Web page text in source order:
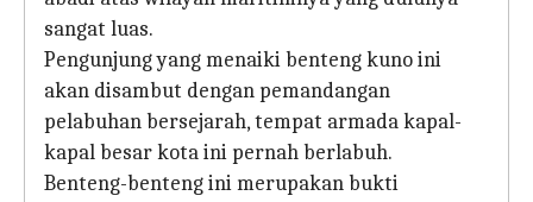
sangat luas.
Pengunjung yang menaiki benteng kuno ini
akan disambut dengan pemandangan
pelabuhan bersejarah, tempat armada kapal-
kapal besar kota ini pernah berlabuh.
Benteng-benteng ini merupakan bukti